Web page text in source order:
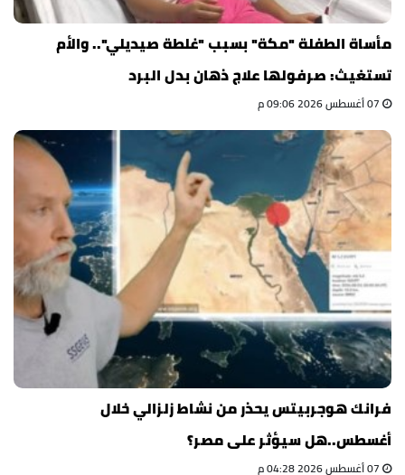
مأساة الطفلة "مكة" بسبب "غلطة صيديلي".. والأم
تستغيث: صرفولها علاج ذهان بدل البرد
فرانك هوجربيتس يحذر من نشاط زلزالي خلال
أغسطس..هل سيؤثر على مصر؟